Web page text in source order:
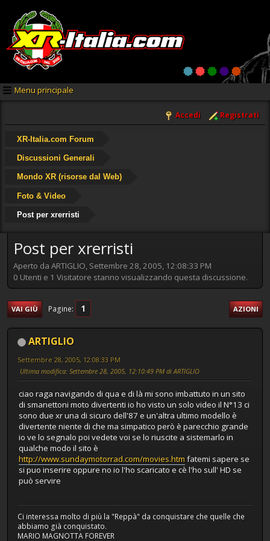
Menu principale
Accedi Registrati
XR-Italia.com Forum
Discussioni Generali
Mondo XR (risorse dal Web)
Foto & Video
Post per xrerristi
Post per xrerristi
Aperto da ARTIGLIO, Settembre 28, 2005, 12:08:33 PM
0 Utenti e 1 Visitatore stanno visualizzando questa discussione.
VAI GIÙ Pagine 1 AZIONI
ARTIGLIO
Settembre 28, 2005, 12:08:33 PM
Ultima modifica: Settembre 28, 2005, 12:10:49 PM di ARTIGLIO
ciao raga navigando di qua e di là mi sono imbattuto in un sito
di smanettoni moto divertenti io ho visto un solo video il N°13 ci
sono due xr una di sicuro dell'87 e un'altra ultimo modello è
divertente niente di che ma simpatico però è parecchio grande
io ve lo segnalo poi vedete voi se lo riuscite a sistemarlo in
qualche modo il sito è
http://www.sundaymotorrad.com/movies.htmfatemi sapere se
si puo inserire oppure no io l'ho scaricato e cè l'ho sull' HD se
può servire
Ci interessa molto di più la "Reppà" da conquistare che quelle che
abbiamo già conquistato.
MARIO MAGNOTTA FOREVER